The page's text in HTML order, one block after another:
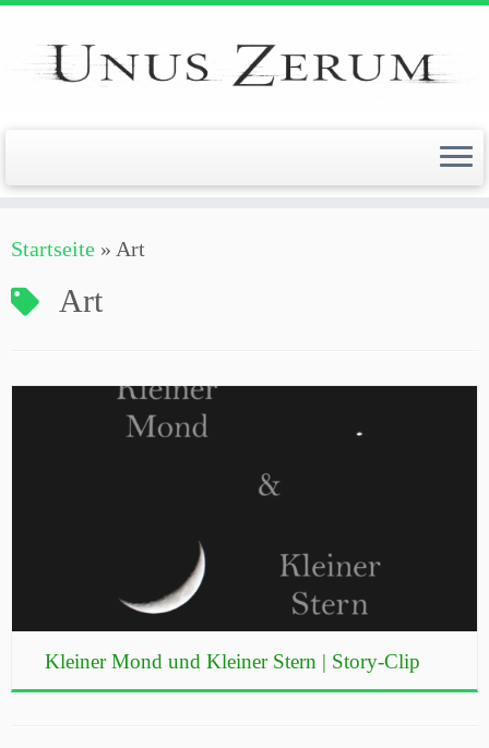
Zum
springen
Startseite » Art
Art
Kleiner Mond und Kleiner Stern | Story-Clip